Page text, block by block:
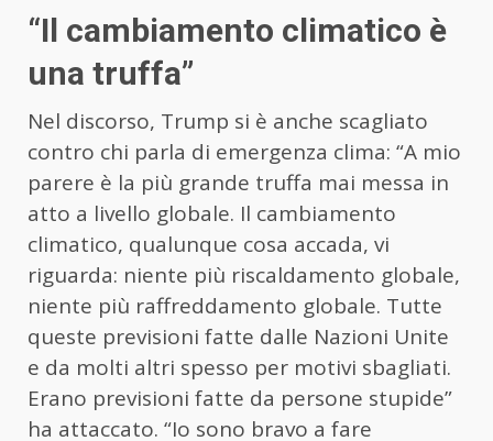
“Il cambiamento climatico è
una truffa”
Nel discorso, Trump si è anche scagliato
contro chi parla di emergenza clima: “A mio
parere è la più grande truffa mai messa in
atto a livello globale. Il cambiamento
climatico, qualunque cosa accada, vi
riguarda: niente più riscaldamento globale,
niente più raffreddamento globale. Tutte
queste previsioni fatte dalle Nazioni Unite
e da molti altri spesso per motivi sbagliati.
Erano previsioni fatte da persone stupide”
ha attaccato. “Io sono bravo a fare